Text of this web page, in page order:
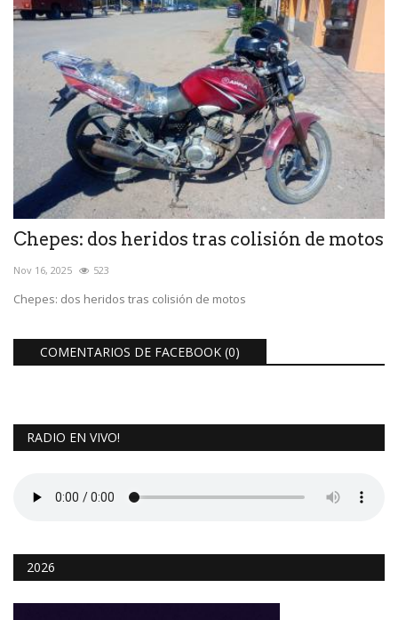
Chepes: dos heridos tras colisión de motos
Nov 16, 2025 523
Chepes: dos heridos tras colisión de motos
COMENTARIOS DE FACEBOOK (0)
RADIO EN VIVO!
2026